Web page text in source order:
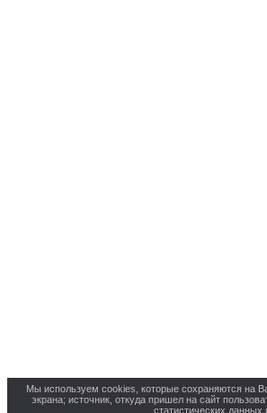
Мы используем cookies, которые сохраняются на
экрана; источник, откуда пришел на сайт
статистических